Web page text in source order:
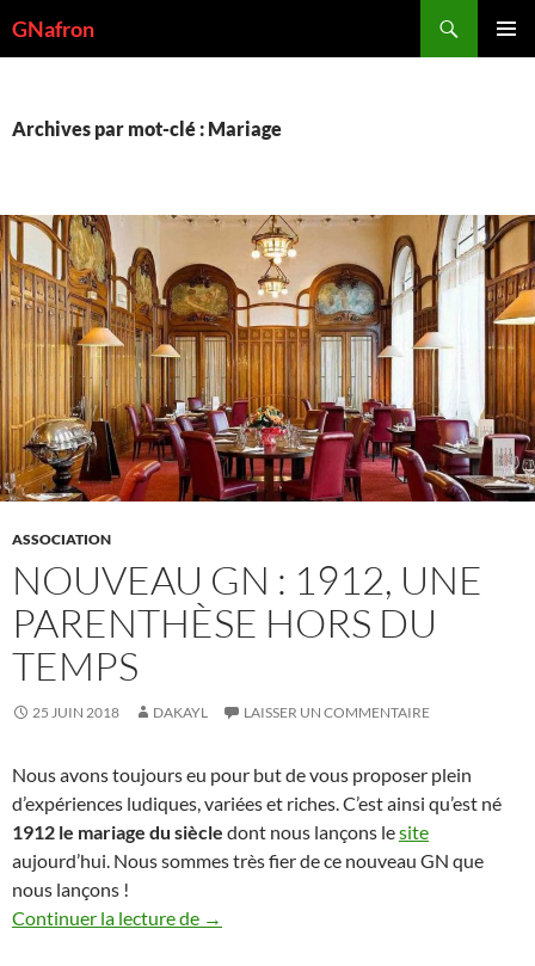
auGNafron
Archives par mot-clé : Mariage
ASSOCIATION
NOUVEAU GN : 1912, UNE
PARENTHÈSE HORS DU
TEMPS
25 JUIN 2018 DAKAYL LAISSER UN COMMENTAIRE
Nous avons toujours eu pour but de vous proposer plein
d’expériences ludiques, variées et riches. C’est ainsi qu’est né
1912 le mariage du siècle dont nous lançons lesite
aujourd’hui. Nous sommes très fier de ce nouveau GN que
nous lançons !
Continuer la lecture de Nouveau GN : 1912, une parenthèse
→